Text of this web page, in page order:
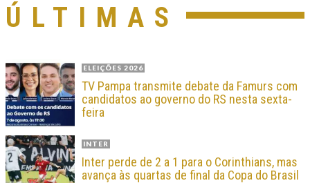
ÚLTIMAS
ELEIÇÕES 2026
TV Pampa transmite debate da Famurs com
candidatos ao governo do RS nesta sexta-
feira
INTER
Inter perde de 2 a 1 para o Corinthians, mas
avança às quartas de final da Copa do Brasil